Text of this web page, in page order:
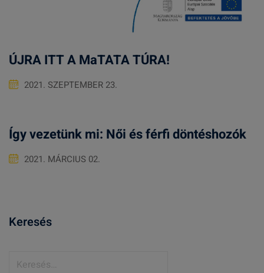
ÚJRA ITT A MaTATA TÚRA!
2021. SZEPTEMBER 23.
Így vezetünk mi: Női és férfi döntéshozók
2021. MÁRCIUS 02.
Keresés